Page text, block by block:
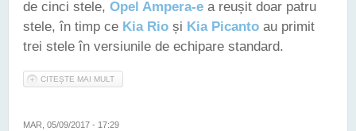
de cinci stele, Opel Ampera-e a reușit doar patru
stele, în timp ce Kia Rio și Kia Picanto au primit
trei stele în versiunile de echipare standard.
CITEȘTE MAI MULT
MAR, 05/09/2017 - 17:29